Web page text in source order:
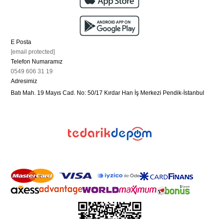
E Posta
[email protected]
Telefon Numaramız
0549 606 31 19
Adresimiz
Batı Mah. 19 Mayıs Cad. No: 50/17 Kırdar Han İş Merkezi Pendik-İstanbul